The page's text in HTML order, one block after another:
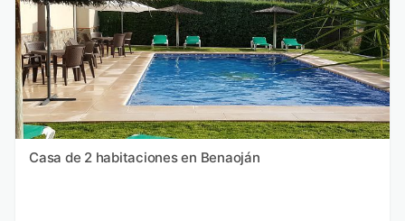
Casa de 2 habitaciones en Benaoján